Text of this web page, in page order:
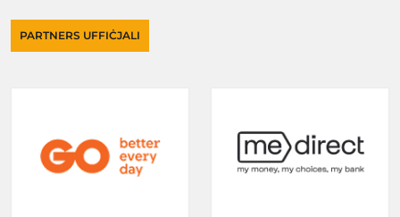
PARTNERS UFFIĊJALI